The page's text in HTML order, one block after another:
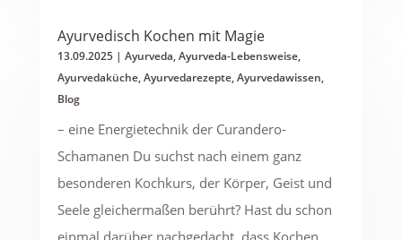
Ayurvedisch Kochen mit Magie
13.09.2025| Ayurveda,Ayurveda-Lebensweise,
Ayurvedaküche,Ayurvedarezepte,Ayurvedawissen,
Blog
– eine Energietechnik der Curandero-
Schamanen Du suchst nach einem ganz
besonderen Kochkurs, der Körper, Geist und
Seele gleichermaßen berührt? Hast du schon
einmal darüber nachgedacht, dass Kochen